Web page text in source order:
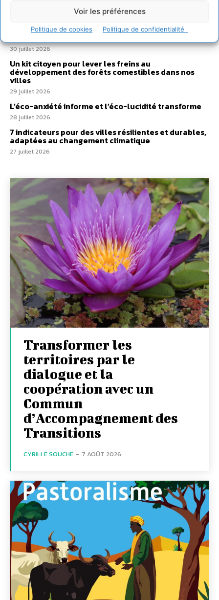
Voir les préférences
Politique de cookies Politique de confidentialité
Développer notre attention aux espèces vivantes
30 juillet 2026
Un kit citoyen pour lever les freins au
développement des forêts comestibles dans nos
villes
29 juillet 2026
L’éco-anxiété informe et l’éco-lucidité transforme
28 juillet 2026
7 indicateurs pour des villes résilientes et durables,
adaptées au changement climatique
27 juillet 2026
Transformer les
territoires par le
dialogue et la
coopération avec un
Commun
d’Accompagnement des
Transitions
CYRILLE SOUCHE - 7 AOÛT 2026